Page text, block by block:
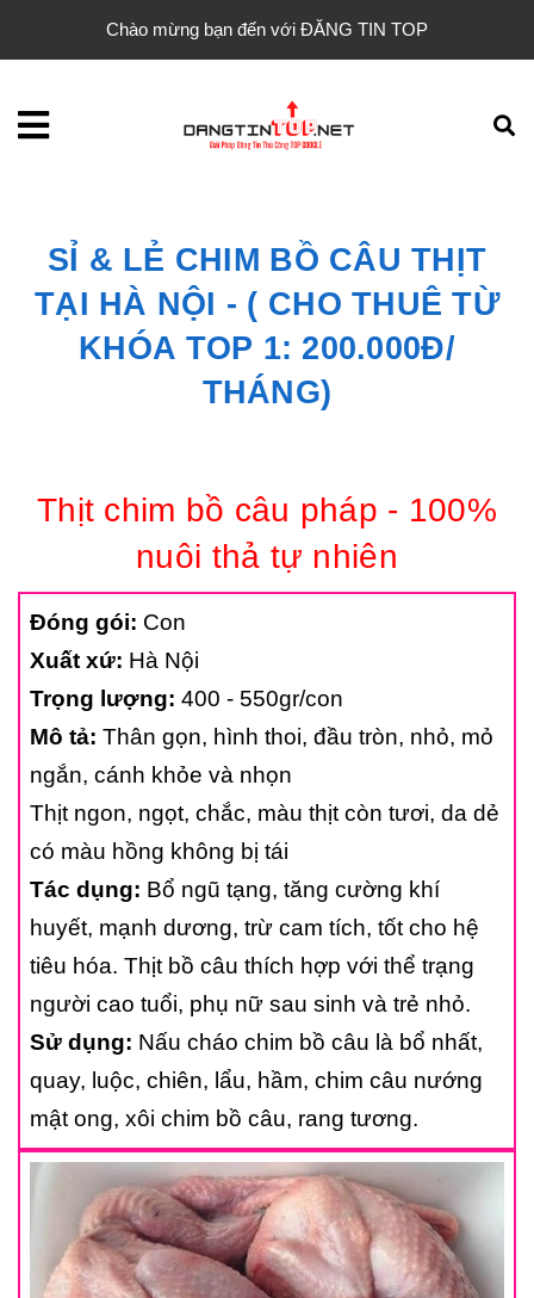
Chào mừng bạn đến với ĐĂNG TIN TOP
SỈ & LẺ CHIM BỒ CÂU THỊT
TẠI HÀ NỘI - ( CHO THUÊ TỪ
KHÓA TOP 1: 200.000Đ/
THÁNG)
Thịt chim bồ câu pháp - 100%
nuôi thả tự nhiên
Đóng gói: Con
Xuất xứ: Hà Nội
Trọng lượng: 400 - 550gr/con
Mô tả: Thân gọn, hình thoi, đầu tròn, nhỏ, mỏ
ngắn, cánh khỏe và nhọn
Thịt ngon, ngọt, chắc, màu thịt còn tươi, da dẻ
có màu hồng không bị tái
Tác dụng: Bổ ngũ tạng, tăng cường khí
huyết, mạnh dương, trừ cam tích, tốt cho hệ
tiêu hóa. Thịt bồ câu thích hợp với thể trạng
người cao tuổi, phụ nữ sau sinh và trẻ nhỏ.
Sử dụng: Nấu cháo chim bồ câu là bổ nhất,
quay, luộc, chiên, lẩu, hầm, chim câu nướng
mật ong, xôi chim bồ câu, rang tương.